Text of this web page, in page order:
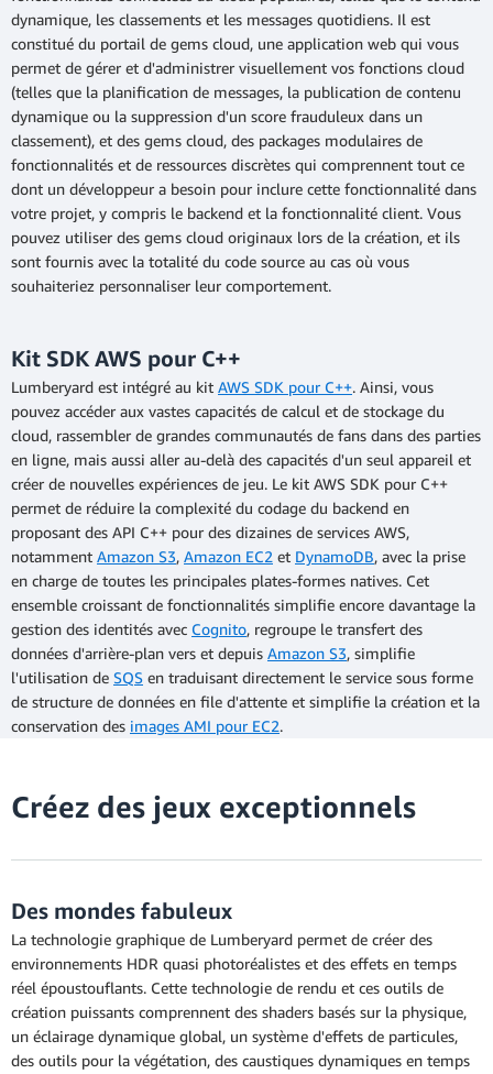
dynamique, les classements et les messages quotidiens. Il est
constitué du portail de gems cloud, une application web qui vous
permet de gérer et d'administrer visuellement vos fonctions cloud
(telles que la planification de messages, la publication de contenu
dynamique ou la suppression d'un score frauduleux dans un
classement), et des gems cloud, des packages modulaires de
fonctionnalités et de ressources discrètes qui comprennent tout ce
dont un développeur a besoin pour inclure cette fonctionnalité dans
votre projet, y compris le backend et la fonctionnalité client. Vous
pouvez utiliser des gems cloud originaux lors de la création, et ils
sont fournis avec la totalité du code source au cas où vous
souhaiteriez personnaliser leur comportement.
Kit SDK AWS pour C++
Lumberyard est intégré au kit AWS SDK pour C++. Ainsi, vous
pouvez accéder aux vastes capacités de calcul et de stockage du
cloud, rassembler de grandes communautés de fans dans des parties
en ligne, mais aussi aller au-delà des capacités d'un seul appareil et
créer de nouvelles expériences de jeu. Le kit AWS SDK pour C++
permet de réduire la complexité du codage du backend en
proposant des API C++ pour des dizaines de services AWS,
notamment Amazon S3, Amazon EC2 et DynamoDB, avec la prise
en charge de toutes les principales plates-formes natives. Cet
ensemble croissant de fonctionnalités simplifie encore davantage la
gestion des identités avec Cognito, regroupe le transfert des
données d'arrière-plan vers et depuis Amazon S3, simplifie
l'utilisation de SQS en traduisant directement le service sous forme
de structure de données en file d'attente et simplifie la création et la
conservation des images AMI pour EC2.
Créez des jeux exceptionnels
Des mondes fabuleux
La technologie graphique de Lumberyard permet de créer des
environnements HDR quasi photoréalistes et des effets en temps
réel époustouflants. Cette technologie de rendu et ces outils de
création puissants comprennent des shaders basés sur la physique,
un éclairage dynamique global, un système d'effets de particules,
des outils pour la végétation, des caustiques dynamiques en temps